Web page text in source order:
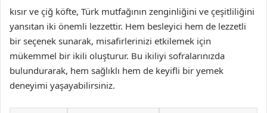
kısır ve çiğ köfte, Türk mutfağının zenginliğini ve çeşitliliğini
yansıtan iki önemli lezzettir. Hem besleyici hem de lezzetli
bir seçenek sunarak, misafirlerinizi etkilemek için
mükemmel bir ikili oluşturur. Bu ikiliyi sofralarınızda
bulundurarak, hem sağlıklı hem de keyifli bir yemek
deneyimi yaşayabilirsiniz.